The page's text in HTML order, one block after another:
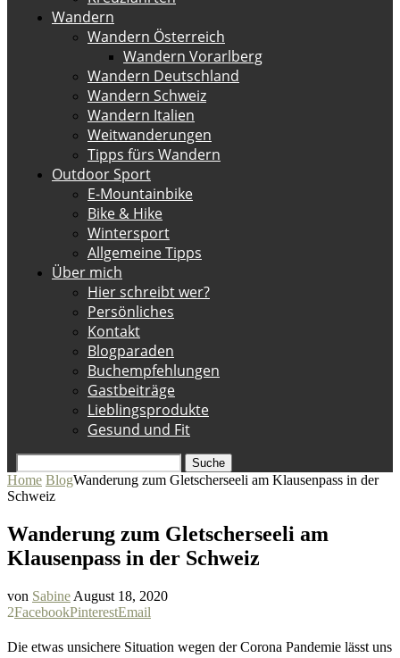
Wandern
Wandern Österreich
Wandern Vorarlberg
Wandern Deutschland
Wandern Schweiz
Wandern Italien
Weitwanderungen
Tipps fürs Wandern
Outdoor Sport
E-Mountainbike
Bike & Hike
Wintersport
Allgemeine Tipps
Über mich
Hier schreibt wer?
Persönliches
Kontakt
Blogparaden
Buchempfehlungen
Gastbeiträge
Lieblingsprodukte
Gesund und Fit
Suche
Home BlogWanderung zum Gletscherseeli am Klausenpass in der
Schweiz
Wanderung zum Gletscherseeli am
Klausenpass in der Schweiz
von Sabine August 18, 2020
2FacebookPinterestEmail
Die etwas unsichere Situation wegen der Corona Pandemie lässt uns